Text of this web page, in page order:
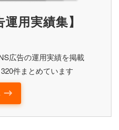
運用実績集】
広告の運用実績を掲載
件まとめています